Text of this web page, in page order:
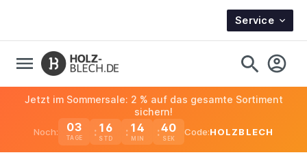
Service
Noch: 03
TAGE
16 14 40
Jetzt im Sommersale: 2 % auf das gesamte Sortiment
sichern!
Code:HOLZBLECH